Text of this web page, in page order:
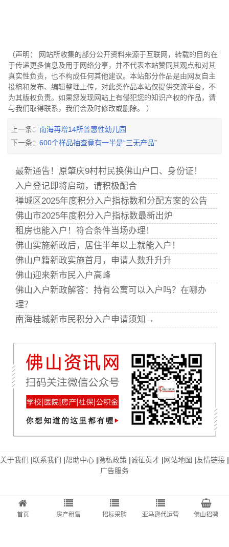
（声明： 网站所收集的部分公开资料来源于互联网，转载的目的在
于传递更多信息及用于网络分享，并不代表本站赞同其观点和对其
真实性负责，也不构成任何其他建议。本站部分作品是由网友自主
投稿和发布、编辑整理上传，对此类作品本站仅提供交流平台，不
为其版权负责。如果您发现网站上有侵犯您的知识产权的作品，请
与我们取得联系，我们会及时修改或删除。 ）
上一条： 南海再增14所普惠性幼儿园
下一条： 600个样品抽查竟有一半是“三无产品”
最新通告！原肇庆9村村民换佛山户口、身份证！
入户登记即将启动，请积极配合
禅城区2025年度积分入户指标数和分配方案的公告
佛山市2025年度积分入户指标数最新出炉
租房也能入户！符合条件当场办理！
佛山实施新政后，居住半年以上就能入户！
佛山户籍新政实施首月，申请人数升升升
佛山迎来新市民入户高峰
佛山入户新政解答：持有公寓可以入户吗？在哪办
理？
南海桂城新市民积分入户申请须知→
首页 房产租售 招标采购 亚马逊代运营 佛山招聘
关于我们 |联系我们 |帮助中心 |隐私政策 |诚征英才 |网站地图 |友情链接 |
广告服务